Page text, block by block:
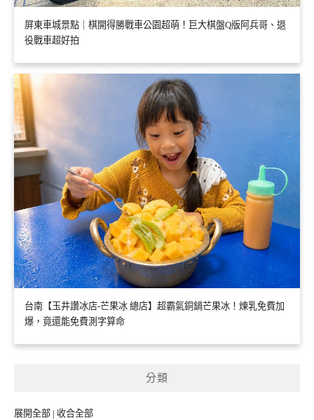
屏東車城景點｜棋開得勝戰車公園超萌！巨大棋盤Q版阿兵哥、退
役戰車超好拍
台南【玉井讚冰店-芒果冰 總店】超霸氣銅鍋芒果冰！煉乳免費加
爆，竟還能免費測字算命
分類
展開全部 | 收合全部